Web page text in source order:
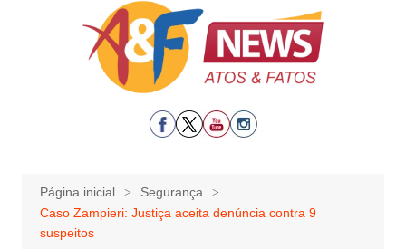
Página inicial
Segurança
Caso Zampieri: Justiça aceita denúncia contra 9
suspeitos